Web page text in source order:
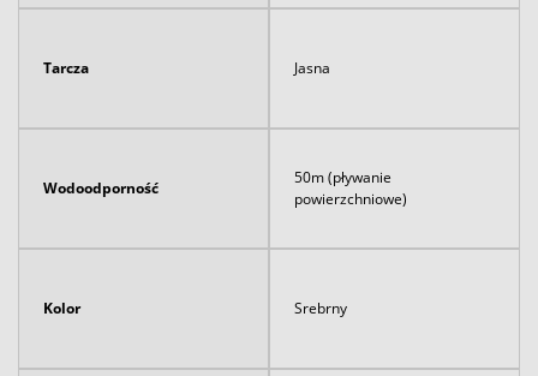
Tarcza Jasna
Wodoodporność
50m (pływanie
powierzchniowe)
Kolor Srebrny